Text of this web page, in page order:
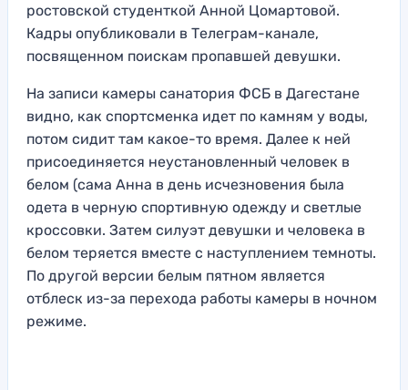
ростовской студенткой Анной Цомартовой.
Кадры опубликовали в Телеграм-канале,
посвященном поискам пропавшей девушки.
На записи камеры санатория ФСБ в Дагестане
видно, как спортсменка идет по камням у воды,
потом сидит там какое-то время. Далее к ней
присоединяется неустановленный человек в
белом (сама Анна в день исчезновения была
одета в черную спортивную одежду и светлые
кроссовки. Затем силуэт девушки и человека в
белом теряется вместе с наступлением темноты.
По другой версии белым пятном является
отблеск из-за перехода работы камеры в ночном
режиме.